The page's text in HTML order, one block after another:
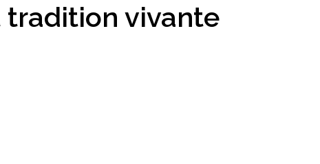
tradition vivante